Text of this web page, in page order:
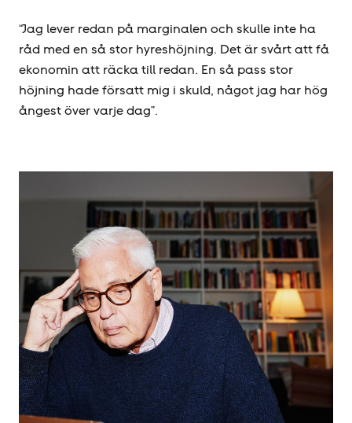
“Jag lever redan på marginalen och skulle inte ha
råd med en så stor hyres­höjning. Det är svårt att få
ekonomin att räcka till redan. En så pass stor
höjning hade försatt mig i skuld, något jag har hög
ångest över varje dag”.